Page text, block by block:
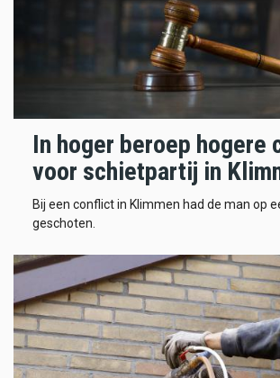
In hoger beroep hogere
voor schietpartij in
Bij een conflict in Klimmen had de man op
geschoten.